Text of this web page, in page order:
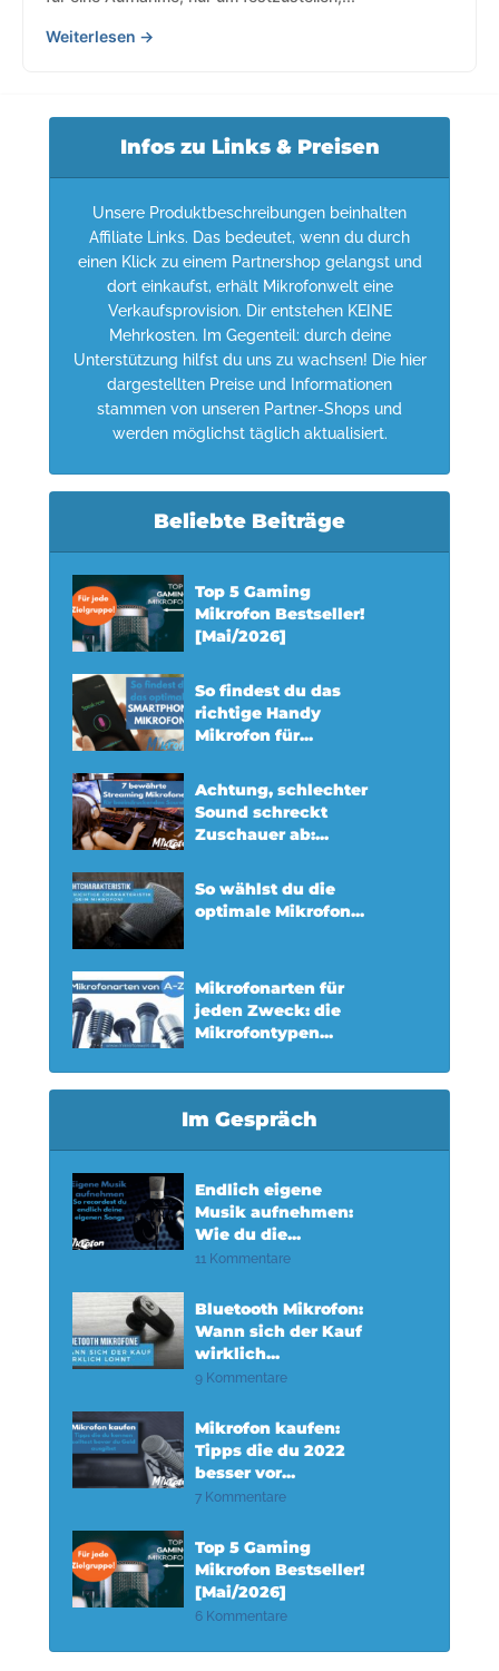
Weiterlesen →
Infos zu Links & Preisen
Unsere Produktbeschreibungen beinhalten
Affiliate Links. Das bedeutet, wenn du durch
einen Klick zu einem Partnershop gelangst und
dort einkaufst, erhält Mikrofonwelt eine
Verkaufsprovision. Dir entstehen KEINE
Mehrkosten. Im Gegenteil: durch deine
Unterstützung hilfst du uns zu wachsen! Die hier
dargestellten Preise und Informationen
stammen von unseren Partner-Shops und
werden möglichst täglich aktualisiert.
Beliebte Beiträge
Top 5 Gaming
Mikrofon Bestseller!
[Mai/2026]
So findest du das
richtige Handy
Mikrofon für...
Achtung, schlechter
Sound schreckt
Zuschauer ab:...
So wählst du die
optimale Mikrofon...
Mikrofonarten für
jeden Zweck: die
Mikrofontypen...
Im Gespräch
Endlich eigene
Musik aufnehmen:
Wie du die...
11 Kommentare
Bluetooth Mikrofon:
Wann sich der Kauf
wirklich...
9 Kommentare
Mikrofon kaufen:
Tipps die du 2022
besser vor...
7 Kommentare
Top 5 Gaming
Mikrofon Bestseller!
[Mai/2026]
6 Kommentare